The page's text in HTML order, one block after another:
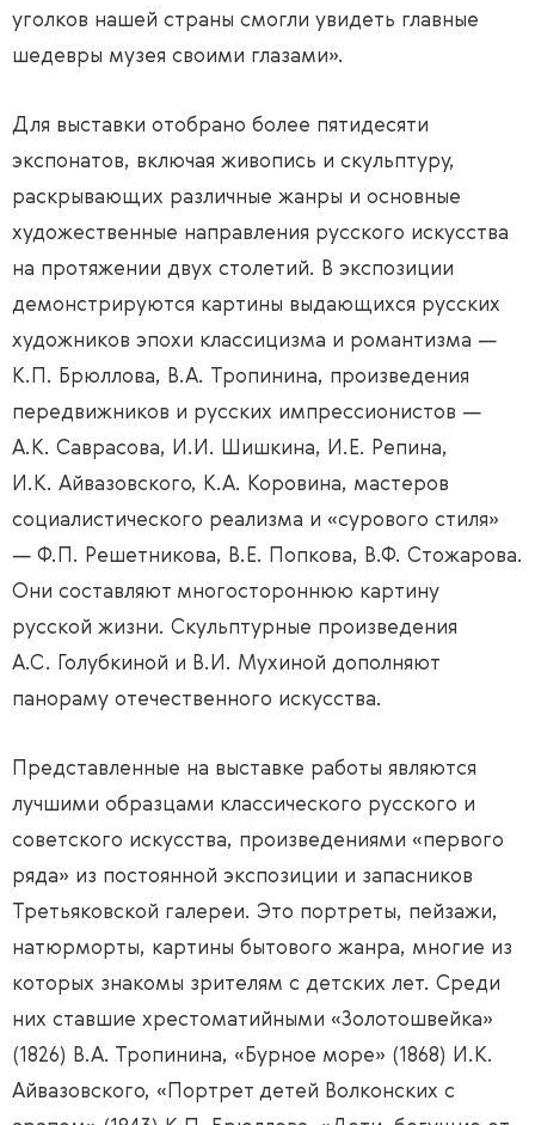
уголков нашей страны смогли увидеть главные
шедевры музея своими глазами».
Для выставки отобрано более пятидесяти
экспонатов, включая живопись и скульптуру,
раскрывающих различные жанры и основные
художественные направления русского искусства
на протяжении двух столетий. В экспозиции
демонстрируются картины выдающихся русских
художников эпохи классицизма и романтизма —
К.П. Брюллова, В.А. Тропинина, произведения
передвижников и русских импрессионистов —
А.К. Саврасова, И.И. Шишкина, И.Е. Репина,
И.К. Айвазовского, К.А. Коровина, мастеров
социалистического реализма и «сурового стиля»
— Ф.П. Решетникова, В.Е. Попкова, В.Ф. Стожарова.
Они составляют многостороннюю картину
русской жизни. Скульптурные произведения
А.С. Голубкиной и В.И. Мухиной дополняют
панораму отечественного искусства.
Представленные на выставке работы являются
лучшими образцами классического русского и
советского искусства, произведениями «первого
ряда» из постоянной экспозиции и запасников
Третьяковской галереи. Это портреты, пейзажи,
натюрморты, картины бытового жанра, многие из
которых знакомы зрителям с детских лет. Среди
них ставшие хрестоматийными «Золотошвейка»
(1826) В.А. Тропинина, «Бурное море» (1868) И.К.
Айвазовского, «Портрет детей Волконских с